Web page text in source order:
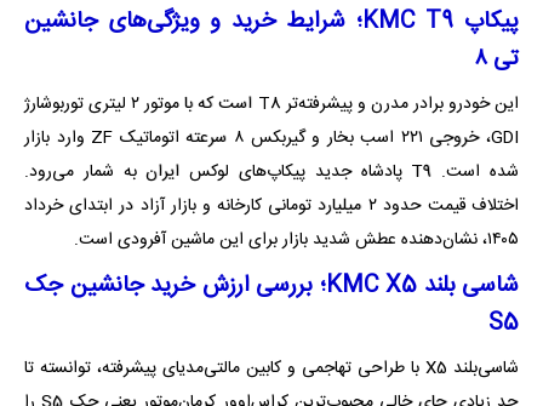
پیکاپ KMC T9؛ شرایط خرید و ویژگی‌های جانشین
تی ۸
این خودرو برادر مدرن و پیشرفته‌تر‌ T8 است که با موتور ۲ لیتری توربوشارژ
GDI، خروجی ۲۲۱ اسب بخار و گیربکس ۸ سرعته اتوماتیک ZF وارد بازار
شده است. T9 پادشاه جدید پیکاپ‌های لوکس ایران به شمار می‌رود.
اختلاف قیمت حدود ۲ میلیارد تومانی کارخانه و بازار آزاد در ابتدای خرداد
۱۴۰۵، نشان‌دهنده عطش شدید بازار برای این ماشین آفرودی است.
شاسی بلند KMC X5؛ بررسی ارزش خرید جانشین جک
S5
شاسی‌بلند X5 با طراحی تهاجمی و کابین مالتی‌مدیای پیشرفته، توانسته تا